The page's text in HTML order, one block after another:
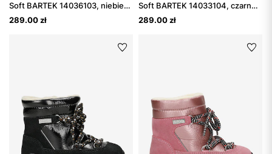
Soft BARTEK 14036103, niebiesko-szary
289.00 zł
Soft BARTEK 14033104, czarno-brązowy
289.00 zł